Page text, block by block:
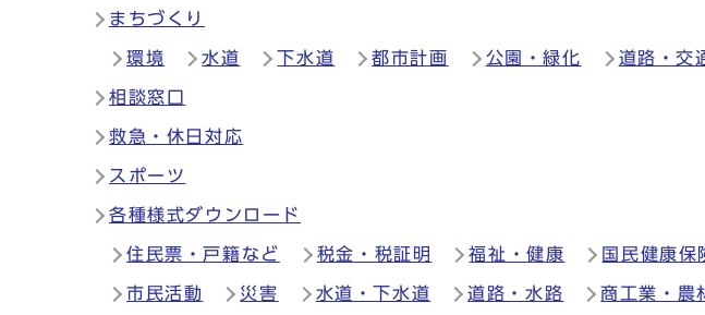
まちづくり
環境 水道 下水道 都市計画 公園・緑化 道路・交
相談窓口
救急・休日対応
スポーツ
各種様式ダウンロード
住民票・戸籍など 税金・税証明 福祉・健康 国民健康保
市民活動 災害 水道・下水道 道路・水路 商工業・農